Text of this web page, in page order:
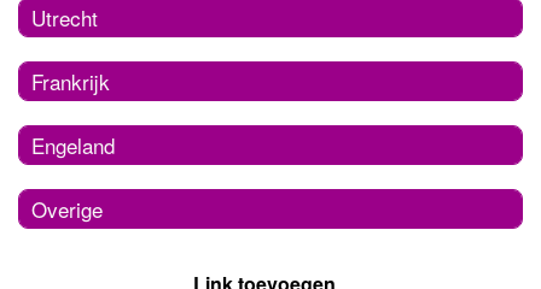
Utrecht
Frankrijk
Engeland
Overige
Link toevoegen